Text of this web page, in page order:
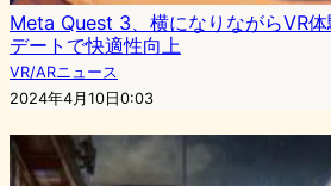
Meta Quest 3、横になりながらVR
デートで快適性向上
VR/ARニュース
2024年4月10日0:03